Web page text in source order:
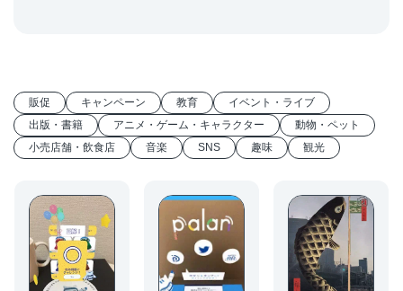
販促 キャンペーン 教育
イベント・ライブ
出版・書籍
アニメ・ゲーム・キャラクター
動物・ペット
小売店舗・飲食店
音楽 SNS 趣味 観光